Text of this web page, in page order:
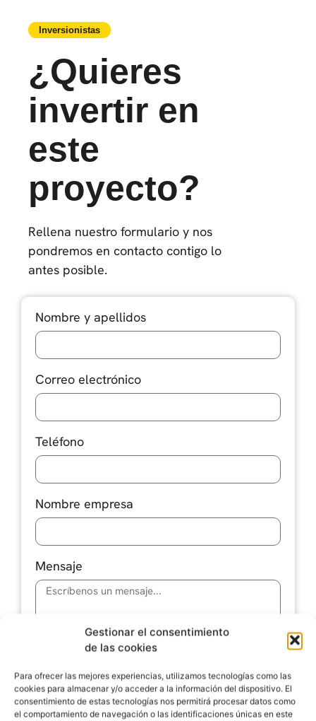
Gestionar el consentimiento
de las cookies
Para ofrecer las mejores experiencias, utilizamos tecnologías como las
cookies para almacenar y/o acceder a la información del dispositivo. El
consentimiento de estas tecnologías nos permitirá procesar datos como
el comportamiento de navegación o las identificaciones únicas en este
Inversionistas
¿Quieres
invertir en
este
proyecto?
Rellena nuestro formulario y nos
pondremos en contacto contigo lo
antes posible.
Nombre y apellidos
Correo electrónico
Teléfono
Nombre empresa
Mensaje
He leído y acepto lasPolíticas de
Privacidad